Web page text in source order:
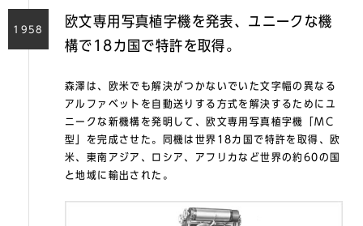
1958
欧文専用写真植字機を発表、ユニークな機
構で18カ国で特許を取得。
森澤は、欧米でも解決がつかないでいた文字幅の異なる
アルファベットを自動送りする方式を解決するためにユ
ニークな新機構を発明して、欧文専用写真植字機「MC
型」を完成させた。同機は世界18カ国で特許を取得、欧
米、東南アジア、ロシア、アフリカなど世界の約60の国
と地域に輸出された。